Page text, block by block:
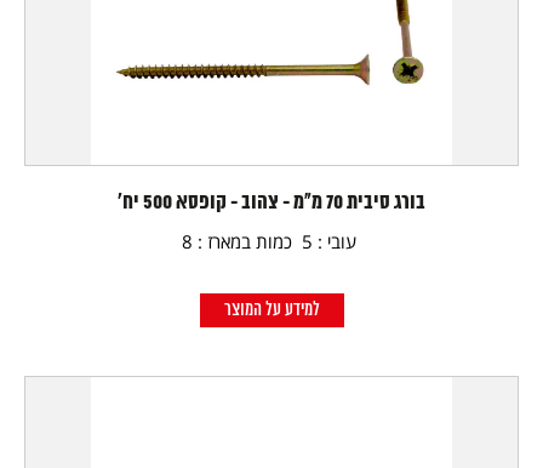
בורג סיבית 70 מ"מ - צהוב - קופסא 500 יח'
עובי : 5 כמות במארז : 8
למידע על המוצר